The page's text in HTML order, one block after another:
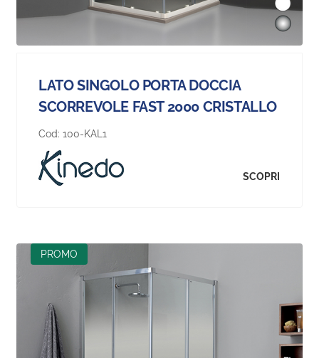
LATO SINGOLO PORTA DOCCIA
SCORREVOLE FAST 2000 CRISTALLO
Cod: 100-KAL1
SCOPRI
PROMO